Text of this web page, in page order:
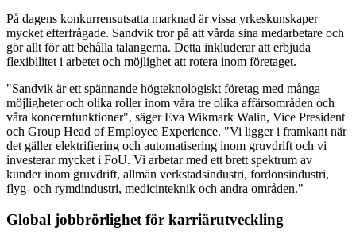
På dagens konkurrensutsatta marknad är vissa yrkeskunskaper
mycket efterfrågade. Sandvik tror på att vårda sina medarbetare och
gör allt för att behålla talangerna. Detta inkluderar att erbjuda
flexibilitet i arbetet och möjlighet att rotera inom företaget.
"Sandvik är ett spännande högteknologiskt företag med många
möjligheter och olika roller inom våra tre olika affärsområden och
våra koncernfunktioner", säger Eva Wikmark Walin, Vice President
och Group Head of Employee Experience. "Vi ligger i framkant när
det gäller elektrifiering och automatisering inom gruvdrift och vi
investerar mycket i FoU. Vi arbetar med ett brett spektrum av
kunder inom gruvdrift, allmän verkstadsindustri, fordonsindustri,
flyg- och rymdindustri, medicinteknik och andra områden."
Global jobbrörlighet för karriärutveckling